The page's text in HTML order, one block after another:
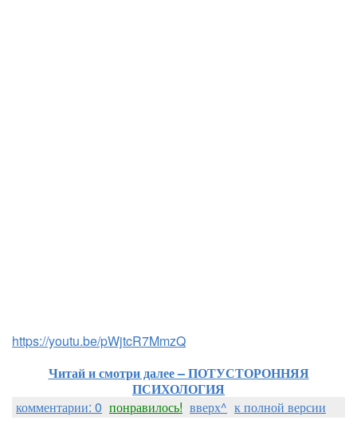
https://youtu.be/pWjtcR7MmzQ
Читай и смотри далее – ПОТУСТОРОННЯЯ
ПСИХОЛОГИЯ
комментарии: 0 понравилось! вверх^ к полной версии